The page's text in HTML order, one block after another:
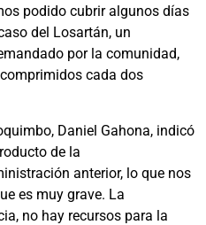
podido cubrir algunos días
del Losartán, un
por la comunidad,
cada dos
Daniel Gahona, indicó
de la
anterior, lo que nos
es muy grave. La
no hay recursos para la